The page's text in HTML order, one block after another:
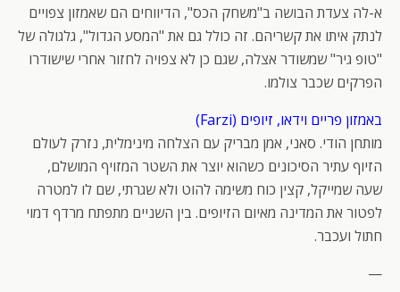
א-לה צעדת הבושה ב"משחק הכס", הדיווחים הם שאמזון צפויים
לנתק איתו את קשריהם. זה כולל גם את "המסע הגדול", גלגולה של
"טופ גיר" שמשודר אצלה, שגם כן לא צפויה לחזור אחרי שישודרו
הפרקים שכבר צולמו.
באמזון פריים וידאו, זיופים (Farzi)
מותחן הודי. סאני, אמן מבריק עם הצלחה מינימלית, נזרק לעולם
הזיוף עתיר הסיכונים כשהוא יוצר את השטר המזויף המושלם,
שעה שמייקל, קצין כוח משימה להוט ולא שגרתי, שם לו למטרה
לפטור את המדינה מאיום הזיופים. בין השניים מתפתח מרדף דמוי
חתול ועכבר.
—